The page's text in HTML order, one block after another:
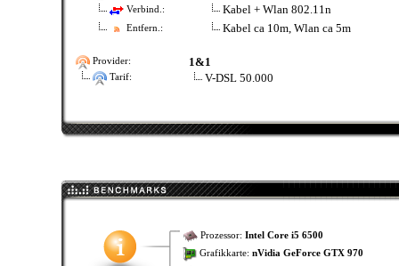
Verbind.: Kabel + Wlan 802.11n
Entfern.: Kabel ca 10m, Wlan ca 5m
Provider: 1&1
Tarif: V-DSL 50.000
Prozessor: Intel Core i5 6500
Grafikkarte: nVidia GeForce GTX 970